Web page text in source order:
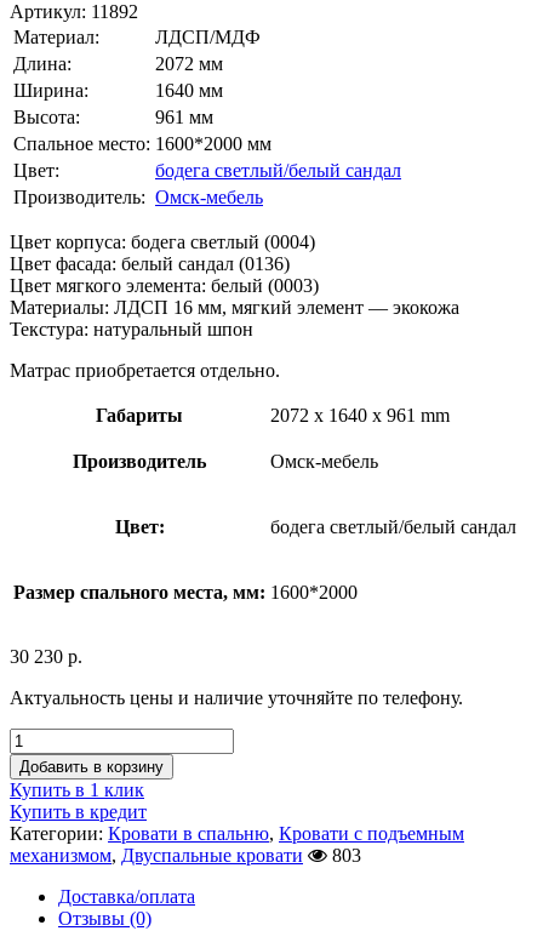
Артикул: 11892
Материал:
ЛДСП/МДФ
Длина:
2072 мм
Ширина:
1640 мм
Высота:
961 мм
Спальное место: 1600*2000 мм
Цвет:
бодега светлый/белый сандал
Производитель: Омск-мебель
Цвет корпуса: бодега светлый (0004)
Цвет фасада: белый сандал (0136)
Цвет мягкого элемента: белый (0003)
Материалы: ЛДСП 16 мм, мягкий элемент — экокожа
Текстура: натуральный шпон
Матрас приобретается отдельно.
Габариты 2072 x 1640 x 961 mm
Производитель Омск-мебель
Цвет: бодега светлый/белый сандал
Размер спального места, мм: 1600*2000
30 230 р.
Актуальность цены и наличие уточняйте по телефону.
Добавить в корзину
Купить в 1 клик
Купить в кредит
Категории: Кровати в спальню, Кровати с подъемным
механизмом, Двуспальные кровати
803
Доставка/оплата
Отзывы (0)